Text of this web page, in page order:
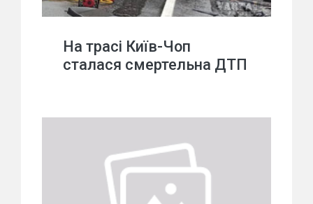
На трасі Київ-Чоп
сталася смертельна ДТП